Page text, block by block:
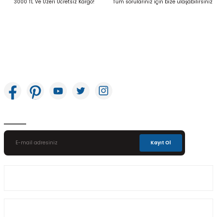
3000 TL Ve Üzeri Ücretsiz Kargo! Tüm sorularınız için bize ulaşabilirsiniz
Kayıt Ol